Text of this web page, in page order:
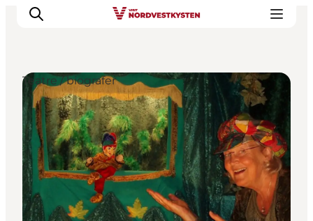
Feriesteder
Inspiration
Handicapvenlig ferie
Events
Overnatning
Planlæg din ferie
Teatre / biografer